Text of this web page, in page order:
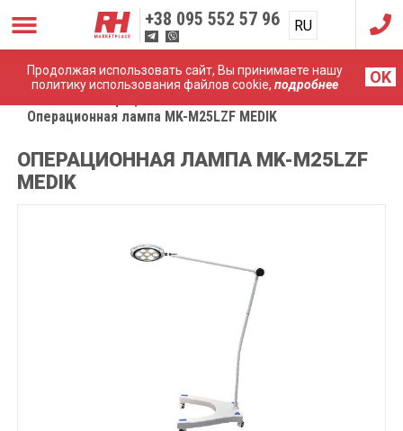
Продолжая использовать сайт, Вы принимаете нашу
политику использования файлов cookie, подробнее OK
+38 095 552 57 96 RU
UA
Операционная лампа MK-M25LZF MEDIK
ОПЕРАЦИОННАЯ ЛАМПА MK-M25LZF
MEDIK